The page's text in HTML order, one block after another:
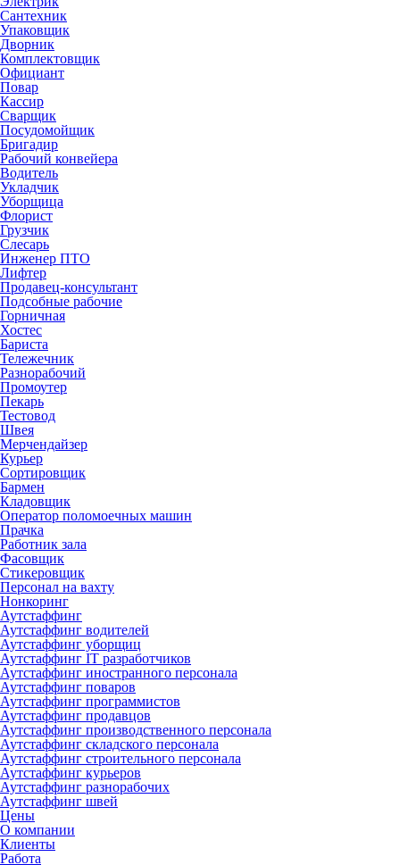
Сантехник
Упаковщик
Дворник
Комплектовщик
Официант
Повар
Кассир
Сварщик
Посудомойщик
Бригадир
Рабочий конвейера
Водитель
Укладчик
Уборщица
Флорист
Грузчик
Слесарь
Инженер ПТО
Лифтер
Продавец-консультант
Подсобные рабочие
Горничная
Хостес
Бариста
Тележечник
Разнорабочий
Промоутер
Пекарь
Тестовод
Швея
Мерчендайзер
Курьер
Сортировщик
Бармен
Кладовщик
Оператор поломоечных машин
Прачка
Работник зала
Фасовщик
Стикеровщик
Персонал на вахту
Нонкоринг
Аутстаффинг
Аутстаффинг водителей
Аутстаффинг уборщиц
Аутстаффинг IT разработчиков
Аутстаффинг иностранного персонала
Аутстаффинг поваров
Аутстаффинг программистов
Аутстаффинг продавцов
Аутстаффинг производственного персонала
Аутстаффинг складского персонала
Аутстаффинг строительного персонала
Аутстаффинг курьеров
Аутстаффинг разнорабочих
Аутстаффинг швей
Цены
О компании
Клиенты
Работа